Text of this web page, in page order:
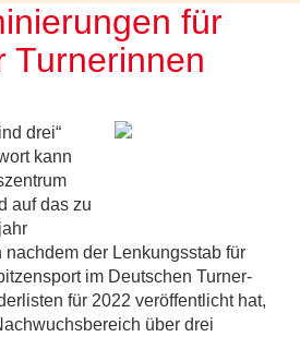
für
Turnerinnen
drei“
kann
auf das zu
der Lenkungsstab für
im Deutschen Turner-
für 2022 veröffentlicht hat,
über drei